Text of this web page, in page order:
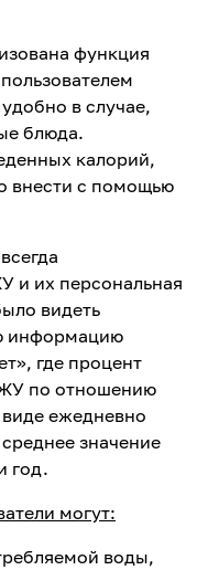
функция
в случае,
блюда.
калорий,
внести с помощью
и их персональная
видеть
информацию
где процент
по отношению
ежедневно
значение
год.
могут:
воды,